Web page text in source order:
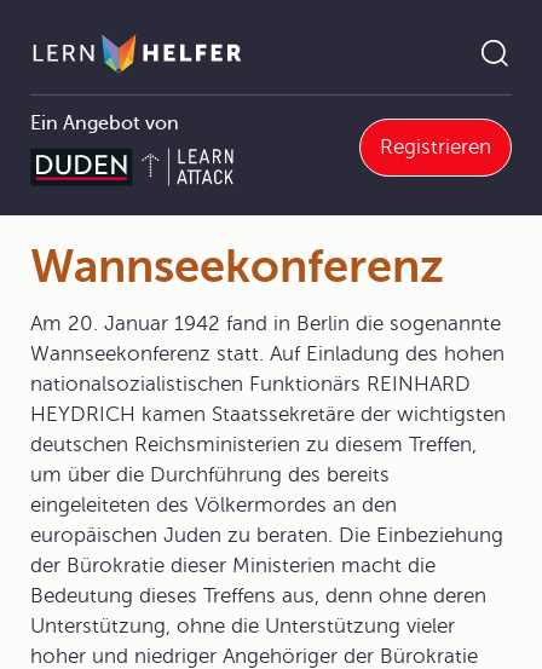
Ein Angebot von
Registrieren
Pfadnavigation
10 Demokratie und Diktatur in Deutschland 10.3 Der Zweite Weltkrieg Wannseekonferenz
Wannseekonferenz
Am 20. Januar 1942 fand in Berlin die sogenannte
Wannseekonferenz statt. Auf Einladung des hohen
nationalsozialistischen Funktionärs REINHARD
HEYDRICH kamen Staatssekretäre der wichtigsten
deutschen Reichsministerien zu diesem Treffen,
um über die Durchführung des bereits
eingeleiteten des Völkermordes an den
europäischen Juden zu beraten. Die Einbeziehung
der Bürokratie dieser Ministerien macht die
Bedeutung dieses Treffens aus, denn ohne deren
Unterstützung, ohne die Unterstützung vieler
hoher und niedriger Angehöriger der Bürokratie